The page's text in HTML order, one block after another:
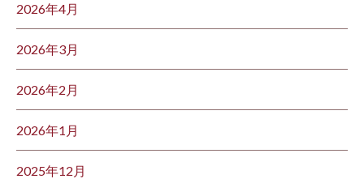
2026年4月
2026年3月
2026年2月
2026年1月
2025年12月